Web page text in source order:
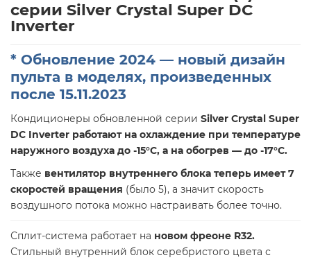
серии Silver Crystal Super DC
Inverter
* Обновление 2024 — новый дизайн
пульта в моделях, произведенных
после 15.11.2023
Кондиционеры обновленной серии Silver Crystal Super
DC Inverter работают на охлаждение при температуре
наружного воздуха до -15°С, а на обогрев — до -17°С.
Также вентилятор внутреннего блока теперь имеет 7
скоростей вращения (было 5), а значит скорость
воздушного потока можно настраивать более точно.
Сплит-система работает на новом фреоне R32.
Стильный внутренний блок серебристого цвета с